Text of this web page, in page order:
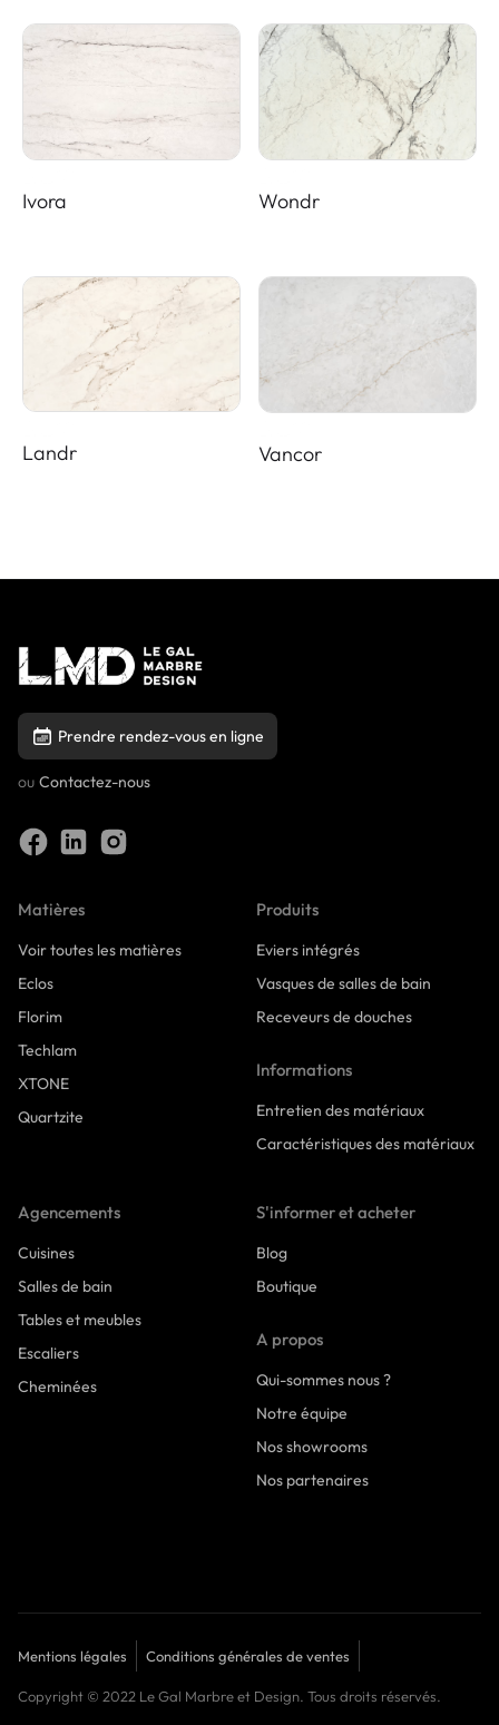
Ivora Wondr
Landr Vancor
Prendre rendez-vous en ligne
ou Contactez-nous
Matières
Voir toutes les matières
Eclos
Florim
Techlam
XTONE
Quartzite
Produits
Eviers intégrés
Vasques de salles de bain
Receveurs de douches
Informations
Entretien des matériaux
Caractéristiques des matériaux
Agencements
Cuisines
Salles de bain
Tables et meubles
Escaliers
Cheminées
S'informer et acheter
Blog
Boutique
A propos
Qui-sommes nous ?
Notre équipe
Nos showrooms
Nos partenaires
Mentions légales Conditions générales de ventes
Copyright © 2022 Le Gal Marbre et Design. Tous droits réservés.